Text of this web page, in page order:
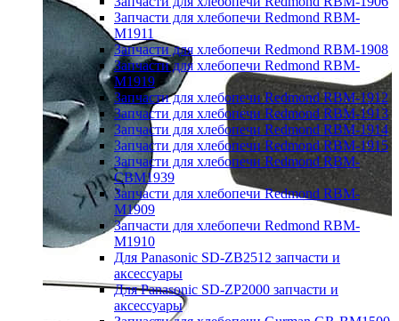
Запчасти для хлебопечи Redmond RBM-
M1911
Запчасти для хлебопечи Redmond RBM-1908
Запчасти для хлебопечи Redmond RBM-
M1919
Запчасти для хлебопечи Redmond RBM-1912
Запчасти для хлебопечи Redmond RBM-1913
Запчасти для хлебопечи Redmond RBM-1914
Запчасти для хлебопечи Redmond RBM-1915
Запчасти для хлебопечи Redmond RBM-
CBM1939
Запчасти для хлебопечи Redmond RBM-
M1909
Запчасти для хлебопечи Redmond RBM-
M1910
Для Panasonic SD-ZB2512 запчасти и
аксессуары
Для Panasonic SD-ZP2000 запчасти и
аксессуары